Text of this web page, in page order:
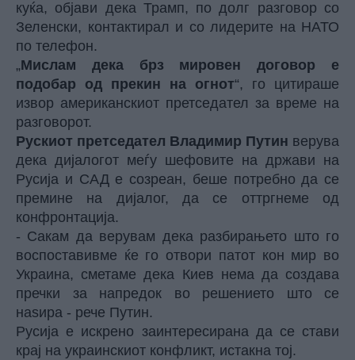
куќа, објави дека Трамп, по долг разговор со
Зеленски, контактирал и со лидерите на НАТО
по телефон.
„Мислам дека брз мировен договор е
подобар од прекин на огнот“, го цитираше
извор американскиот претседател за време на
разговорот.
Рускиот претседател Владимир Путин верува
дека дијалогот меѓу шефовите на држави на
Русија и САД е созреан, беше потребно да се
премине на дијалог, да се оттргнеме од
конфронтација.
- Сакам да верувам дека разбирањето што го
воспоставивме ќе го отвори патот кон мир во
Украина, сметаме дека Киев нема да создава
пречки за напредок во решението што се
наѕира - рече Путин.
Русија е искрено заинтересирана да се стави
крај на украинскиот конфликт, истакна тој.